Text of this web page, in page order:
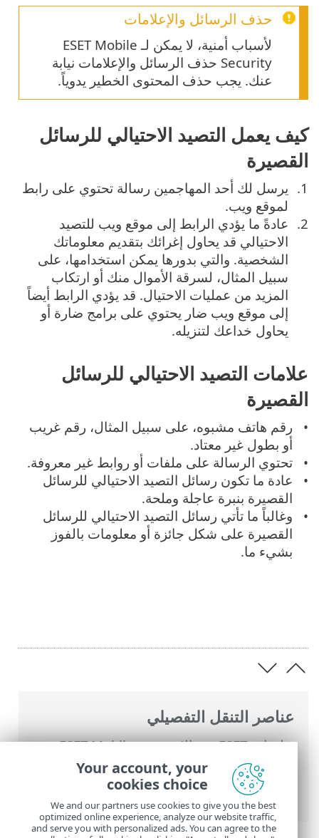
عناصر التنقل التفصيلي
تعليمات ESET عبر الإنترنت >
ESET Mobile
Security
>
العمل مع ESET Mobile Security >
مكافحة التصيد الاحتيالي > حماية الرسائل
القصيرة وحماية الإعلامات
حذف الرسائل والإعلامات
لأسباب أمنية، لا يمكن لـ ESET Mobile
Security حذف الرسائل والإعلامات نيابة
عنك. يجب حذف المحتوى الخطير يدوياً.
كيف يعمل التصيد الاحتيالي للرسائل
القصيرة
يرسل لك أحد المهاجمين رسالة تحتوي على رابط
لموقع ويب.
عادةً ما يؤدي الرابط إلى موقع ويب للتصيد
الاحتيالي قد يحاول إغرائك بتقديم معلوماتك
الشخصية. والتي بدورها يمكن استخدامها، على
سبيل المثال، لسرقة الأموال منك أو ارتكاب
المزيد من عمليات الاحتيال. قد يؤدي الرابط أيضاً
إلى موقع ويب ضار يحتوي على برامج ضارة أو
يحاول خداعك لتنزيله.
علامات التصيد الاحتيالي للرسائل
القصيرة
رقم هاتف مشبوه، على سبيل المثال، رقم غريب
أو بطول غير معتاد.
تحتوي الرسالة على ملفات أو روابط غير معروفة.
عادة ما تكون رسائل التصيد الاحتيالي للرسائل
القصيرة بنبرة عاجلة وملحة.
وغالباً ما تأتي رسائل التصيد الاحتيالي للرسائل
القصيرة على شكل جائزة أو معلومات بالفوز
بشيء ما.
Your account, your
cookies choice
We and our partners use cookies to give you the best
optimized online experience, analyze our website traffic,
and serve you with personalized ads. You can agree to the